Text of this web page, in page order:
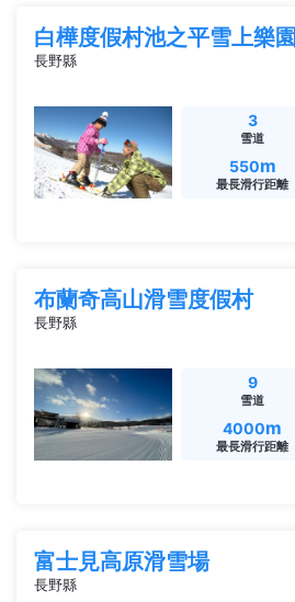
白樺度假村池之平雪上樂園
長野縣
3
雪道
550m
最長滑行距離
布蘭奇高山滑雪度假村
長野縣
9
雪道
4000m
最長滑行距離
富士見高原滑雪場
長野縣